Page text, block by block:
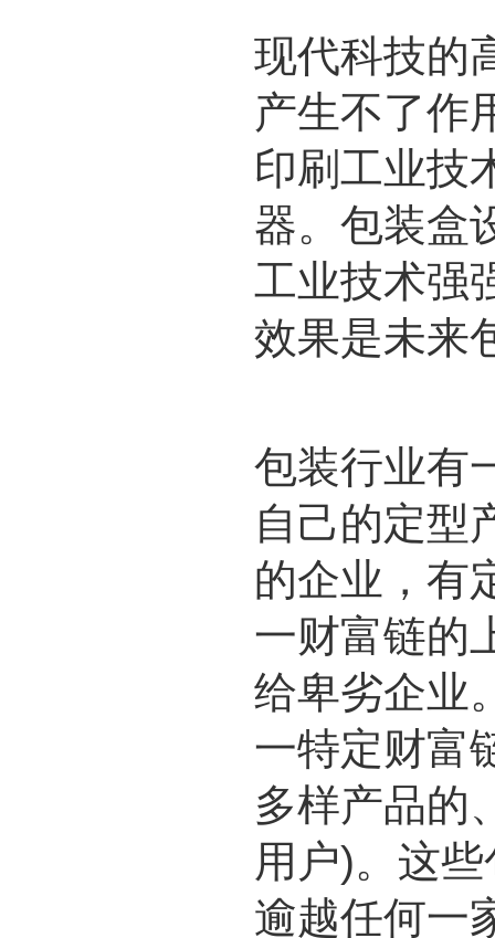
现代科技的
产生不了作
印刷工业技
器。包装盒
工业技术强
效果是未来
包装行业有
自己的定型
的企业，有
一财富链的
给卑劣企业
一特定财富
多样产品的
用户)。这
逾越任何一